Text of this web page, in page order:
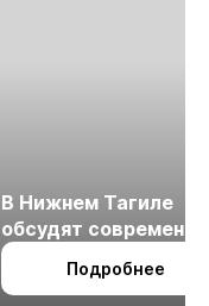
В Нижнем Тагиле
обсудят
технологии
измельчения
Подробнее